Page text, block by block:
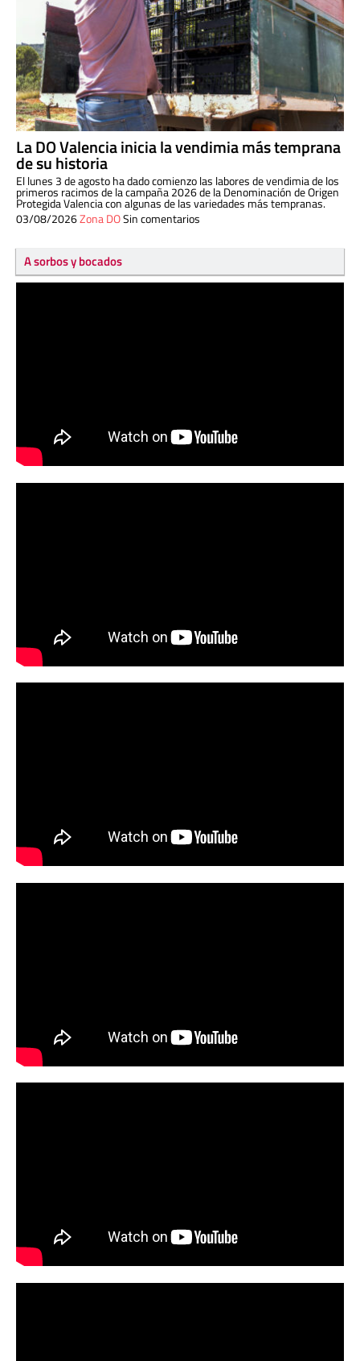
La DO Valencia inicia la vendimia más temprana
de su historia
El lunes 3 de agosto ha dado comienzo las labores de vendimia de los
primeros racimos de la campaña 2026 de la Denominación de Origen
Protegida Valencia con algunas de las variedades más tempranas.
03/08/2026Zona DOSin comentarios
A sorbos y bocados